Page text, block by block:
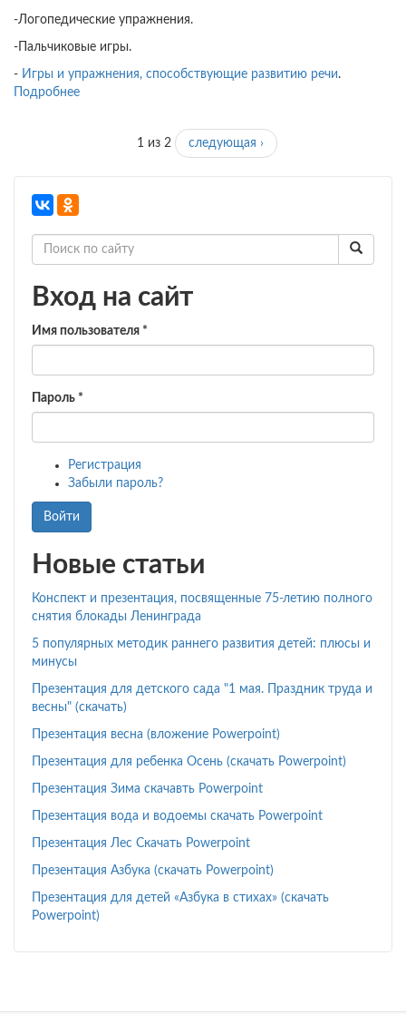
-Логопедические упражнения.
-Пальчиковые игры.
- Игры и упражнения, способствующие развитию речи.
Подробнее
речи
детей
и
младшего
дошкольного
возраста.
1 из 2 следующая ›
Вход на сайт
Имя пользователя *
Пароль *
Регистрация
Забыли пароль?
Войти
Новые статьи
Конспект и презентация, посвященные 75-летию полного
снятия блокады Ленинграда
5 популярных методик раннего развития детей: плюсы и
минусы
Презентация для детского сада "1 мая. Праздник труда и
весны" (скачать)
Презентация весна (вложение Powerpoint)
Презентация для ребенка Осень (скачать Powerpoint)
Презентация Зима скачавть Powerpoint
Презентация вода и водоемы скачать Powerpoint
Презентация Лес Скачать Powerpoint
Презентация Азбука (скачать Powerpoint)
Презентация для детей «Азбука в стихах» (скачать
Powerpoint)